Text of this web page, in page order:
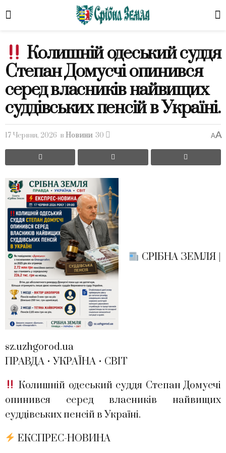
Колишній одеський суддя
Степан Домусчі опинився
серед власників найвищих
суддівських пенсій в Україні.
17 Червня, 2026 в Новини 30 AA
СРІБНА ЗЕМЛЯ |
sz.uzhgorod.ua
ПРАВДА • УКРАЇНА • СВІТ
Колишній одеський суддя Степан Домусчі
опинився серед власників найвищих
суддівських пенсій в Україні.
ЕКСПРЕС-НОВИНА